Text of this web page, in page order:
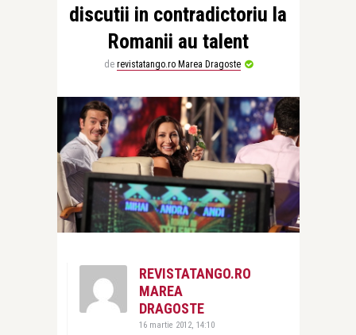
discutii in contradictoriu la
Romanii au talent
de revistatango.ro Marea Dragoste
REVISTATANGO.RO
MAREA
DRAGOSTE
16 martie 2012, 14:10